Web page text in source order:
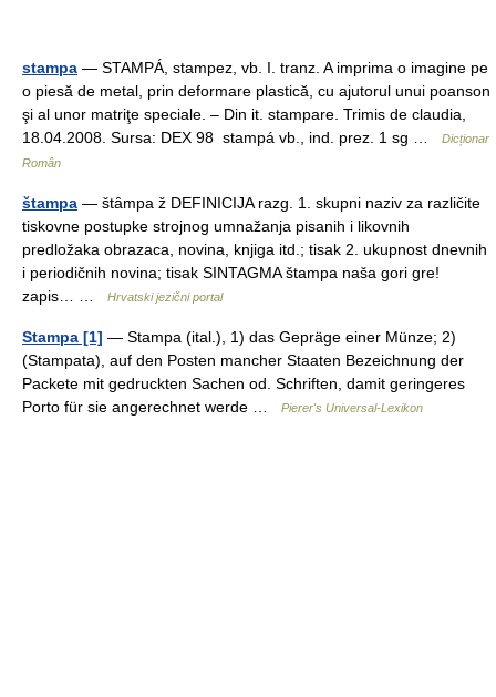
stampa — STAMPÁ, stampez, vb. I. tranz. A imprima o imagine pe
o piesă de metal, prin deformare plastică, cu ajutorul unui poanson
şi al unor matriţe speciale. – Din it. stampare. Trimis de claudia,
18.04.2008. Sursa: DEX 98 stampá vb., ind. prez. 1 sg …
Dicționar
Român
štampa — štȃmpa ž DEFINICIJA razg. 1. skupni naziv za različite
tiskovne postupke strojnog umnažanja pisanih i likovnih
predložaka obrazaca, novina, knjiga itd.; tisak 2. ukupnost dnevnih
i periodičnih novina; tisak SINTAGMA štampa naša gori gre!
zapis… …
Hrvatski jezični portal
Stampa [1] — Stampa (ital.), 1) das Gepräge einer Münze; 2)
(Stampata), auf den Posten mancher Staaten Bezeichnung der
Packete mit gedruckten Sachen od. Schriften, damit geringeres
Porto für sie angerechnet werde …
Pierer's Universal-Lexikon